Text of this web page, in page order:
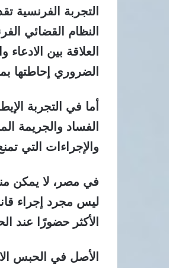
التجربة الفرنسية
النظام القضائي
العلاقة بين
الضروري إحاطتها
أما في التجربة
الفساد والجريمة
والإجراءات التي
في مصر، لا يمكن
ليس مجرد إجراء
الأكثر حضورًا عند
الأصل في الحبس